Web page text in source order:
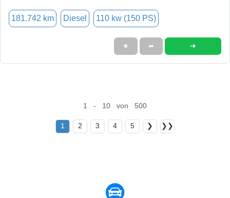
181.742 km Diesel 110 kw (150 PS)
★ ➦ ➜
1 - 10 von 500
1 2 3 4 5 ❯ ❯❯